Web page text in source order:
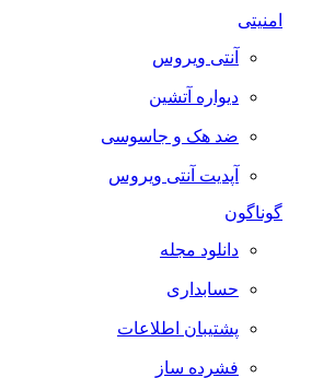
امنیتی
آنتی ویروس
دیواره آتشین
ضد هک و جاسوسی
آپدیت آنتی ویروس
گوناگون
دانلود مجله
حسابداری
پشتیبان اطلاعات
فشرده ساز